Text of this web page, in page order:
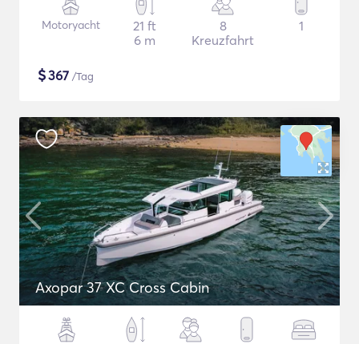
Motoryacht
21 ft
6 m
8
Kreuzfahrt
1
$367 /Tag
Axopar 37 XC Cross Cabin